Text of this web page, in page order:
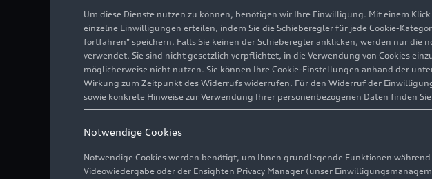
Foto 18.07.2018
Um diese Dienste nutzen zu können, benötigen wir Ihre Einwilligung. Mit einem
einzelne Einwilligungen erteilen, indem Sie die Schieberegler für jede Cookie-
fortfahren" speichern. Falls Sie keinen der Schieberegler anklicken, werden nur die
verwendet. Sie sind nicht gesetzlich verpflichtet, in die Verwendung von Cookies
möglicherweise nicht nutzen. Sie können Ihre Cookie-Einstellungen anhand der
Wirkung zum Zeitpunkt des Widerrufs widerrufen. Für den Widerruf der
sowie konkrete Hinweise zur Verwendung Ihrer personenbezogenen Daten finden
Notwendige Cookies
Notwendige Cookies werden benötigt, um Ihnen grundlegende Funktionen
Videowiedergabe oder der Ensighten Privacy Manager (unser